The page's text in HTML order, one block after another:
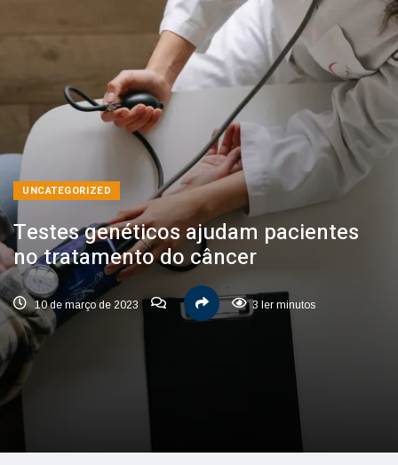
UNCATEGORIZED
Testes genéticos ajudam pacientes
no tratamento do câncer
10 de março de 2023 3 ler minutos